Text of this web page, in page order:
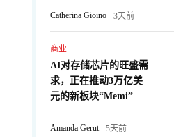
Catherina Gioino 3天前
商业
AI对存储芯片的旺盛需
求，正在推动3万亿美
元的新板块“Memi”
Amanda Gerut 5天前